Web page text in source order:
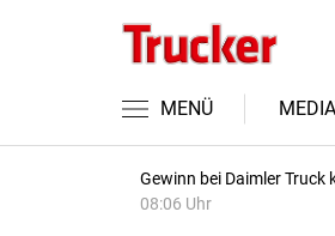
MENÜ
Gewinn bei Daimler Truck
08:06 Uhr